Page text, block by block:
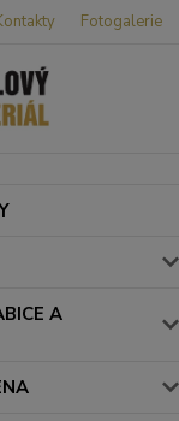
Fotogalerie
A